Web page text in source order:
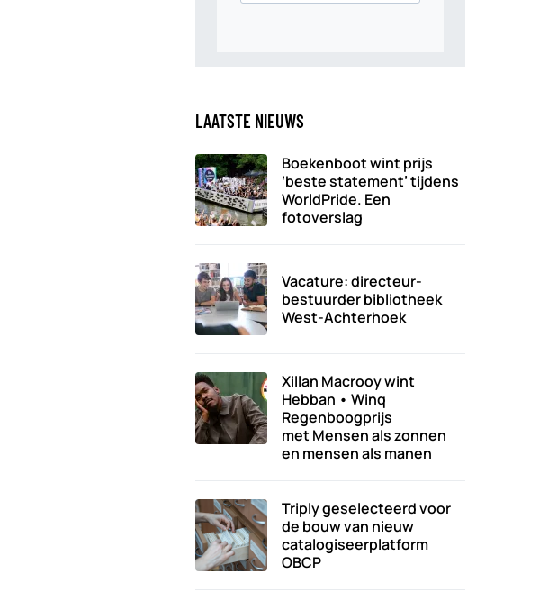
LAATSTE NIEUWS
Boekenboot wint prijs
‘beste statement’ tijdens
WorldPride. Een
fotoverslag
Vacature: directeur-
bestuurder bibliotheek
West-Achterhoek
Xillan Macrooy wint
Hebban • Winq
Regenboogprijs
met Mensen als zonnen
en mensen als manen
Triply geselecteerd voor
de bouw van nieuw
catalogiseerplatform
OBCP